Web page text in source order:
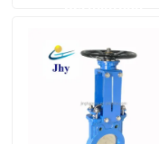
Rumah